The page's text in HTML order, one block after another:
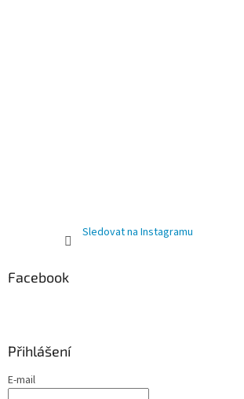
Sledovat na Instagramu
Facebook
Přihlášení
E-mail